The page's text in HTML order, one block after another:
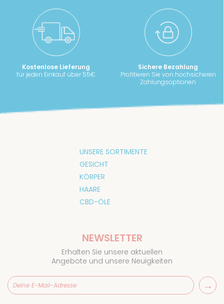
Kostenlose Lieferung
für jeden Einkauf über 55€
Sichere Bezahlung
Profitieren Sie von hochsicheren
Zahlungsoptionen
UNSERE SORTIMENTE
GESICHT
KÖRPER
HAARE
CBD-ÖLE
NEWSLETTER
Erhalten Sie unsere aktuellen
Angebote und unsere Neuigkeiten